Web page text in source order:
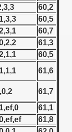
60,2
60,5
60,7
61,3
60,5
61,6
61,7
61,1
61,8